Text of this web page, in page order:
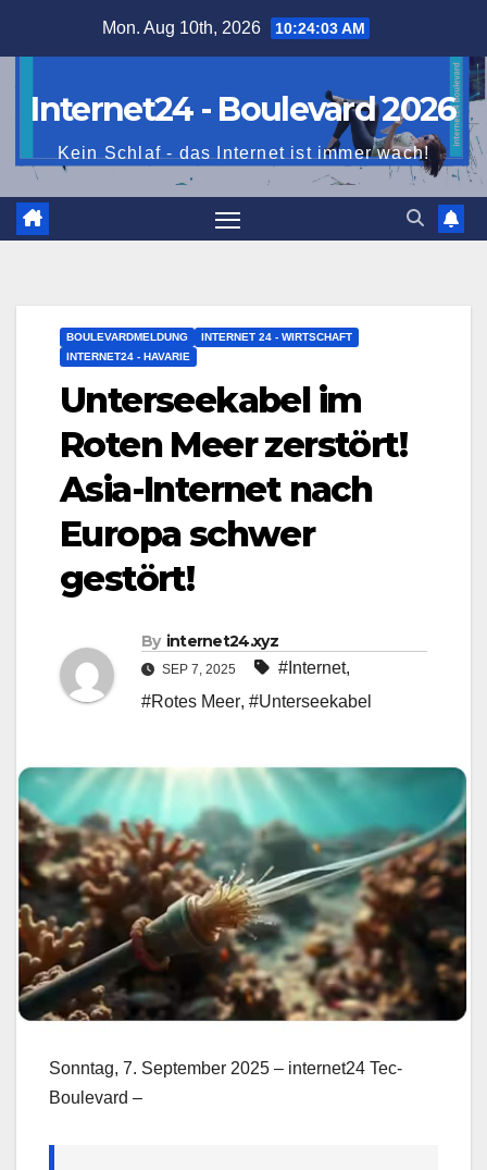
Mon. Aug 10th, 2026 10:24:04 AM
Internet24 - Boulevard 2026
Kein Schlaf - das Internet ist immer wach!
BOULEVARDMELDUNG
INTERNET 24 - WIRTSCHAFT
INTERNET24 - HAVARIE
Unterseekabel im
Roten Meer zerstört!
Asia-Internet nach
Europa schwer
gestört!
By internet24.xyz
SEP 7, 2025 #Internet,
#Rotes Meer, #Unterseekabel
Sonntag, 7. September 2025 – internet24 Tec-
Boulevard –